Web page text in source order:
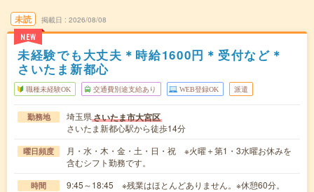
未読
NEW
掲載日 2026/08/08
未経験でも大丈夫＊時給1600円＊受付など＊
さいたま新都心
職種未経験OK 交通費別途支給あり WEB登録OK 派遣
勤務地 埼玉県さいたま市大宮区
さいたま新都心駅から徒歩14分
曜日頻度
月・水・木・金・土・日・祝 ※火曜＋第1・3水曜お休みを
含むシフト勤務です。
時間 9:45～18:45 ※残業はほとんどありません。※休憩60分。